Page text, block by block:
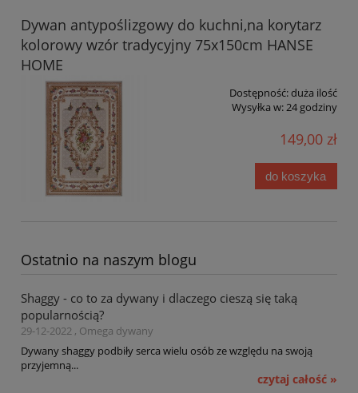
Dywan antypoślizgowy do kuchni,na korytarz
kolorowy wzór tradycyjny 75x150cm HANSE
HOME
Dostępność:duża ilość
Wysyłka w:24 godziny
149,00 zł
do koszyka
Ostatnio na naszym blogu
Shaggy - co to za dywany i dlaczego cieszą się taką
popularnością?
29-12-2022 , Omega dywany
Dywany shaggy podbiły serca wielu osób ze względu na swoją
przyjemną...
czytaj całość »